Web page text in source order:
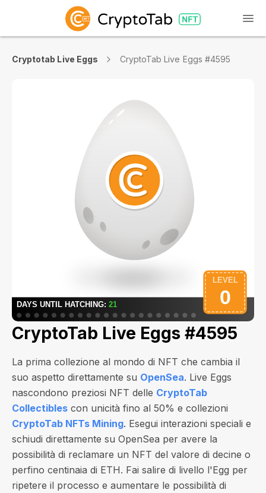
Cryptotab Live Eggs CryptoTab Live Eggs #4595
CryptoTab Live Eggs #4595
La prima collezione al mondo di NFT che cambia il
suo aspetto direttamente su OpenSea. Live Eggs
nascondono preziosi NFT delle CryptoTab
Collectibles con unicità fino al 50% e collezioni
CryptoTab NFTs Mining. Esegui interazioni speciali e
schiudi direttamente su OpenSea per avere la
possibilità di reclamare un NFT del valore di decine o
perfino centinaia di ETH. Fai salire di livello l'Egg per
ripetere il processo e aumentare le possibilità di